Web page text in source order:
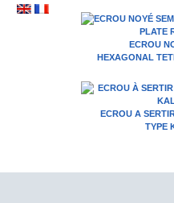
ECROU
HEXAGONAL
ECROU A
TYPE